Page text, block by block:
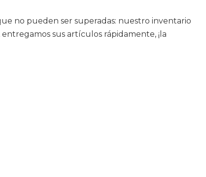
no pueden ser superadas: nuestro inventario
sus artículos rápidamente, ¡la